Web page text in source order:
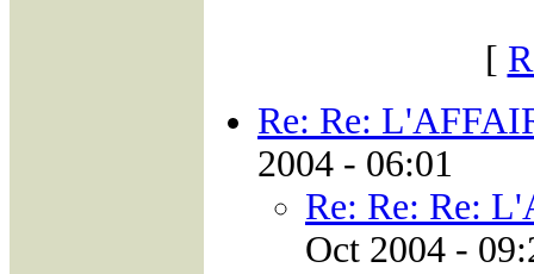
[
Re: Re:
2004 - 06:01
Re: Re: Re:
Oct 2004 -